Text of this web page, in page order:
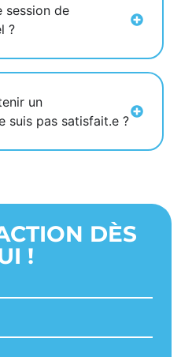
session de
?
un
suis pas satisfait.e ?
DÈS
!